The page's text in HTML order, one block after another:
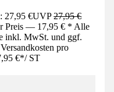
27,95 €UVP27,95 €
Preis — 17,95 € * Alle
inkl. MwSt. und ggf.
pro
€*/ ST